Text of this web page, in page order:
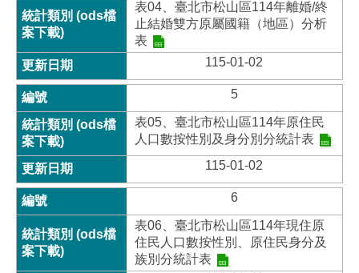
表04、臺北市松山區114年離婚/終
止結婚雙方原屬國籍（地區）分析
表
115-01-02
5
表05、臺北市松山區114年原住民
人口數按性別及身分別分統計表
115-01-02
6
表06、臺北市松山區114年現住原
住民人口數按性別、原住民身分及
族別分統計表